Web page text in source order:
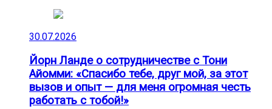
30.07.2026
Йорн Ланде о сотрудничестве с Тони
Айомми: «Спасибо тебе, друг мой, за этот
вызов и опыт — для меня огромная честь
работать с тобой!»